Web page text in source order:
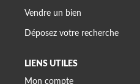
Vendre un bien
Déposez votre recherche
LIENS UTILES
Mon compte